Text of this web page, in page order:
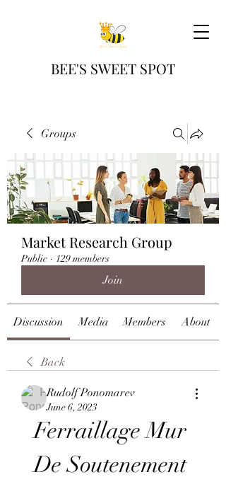
BEE'S SWEET SPOT
Groups
Market Research Group
Public · 129 members
Join
Discussion Media Members About
Back
Rudolf Ponomarev
June 6, 2023
Ferraillage Mur
De Soutenement